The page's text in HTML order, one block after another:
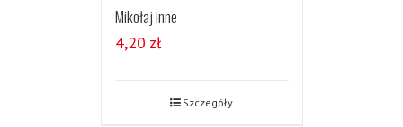
Mikołaj inne
4,20 zł
Szczegóły